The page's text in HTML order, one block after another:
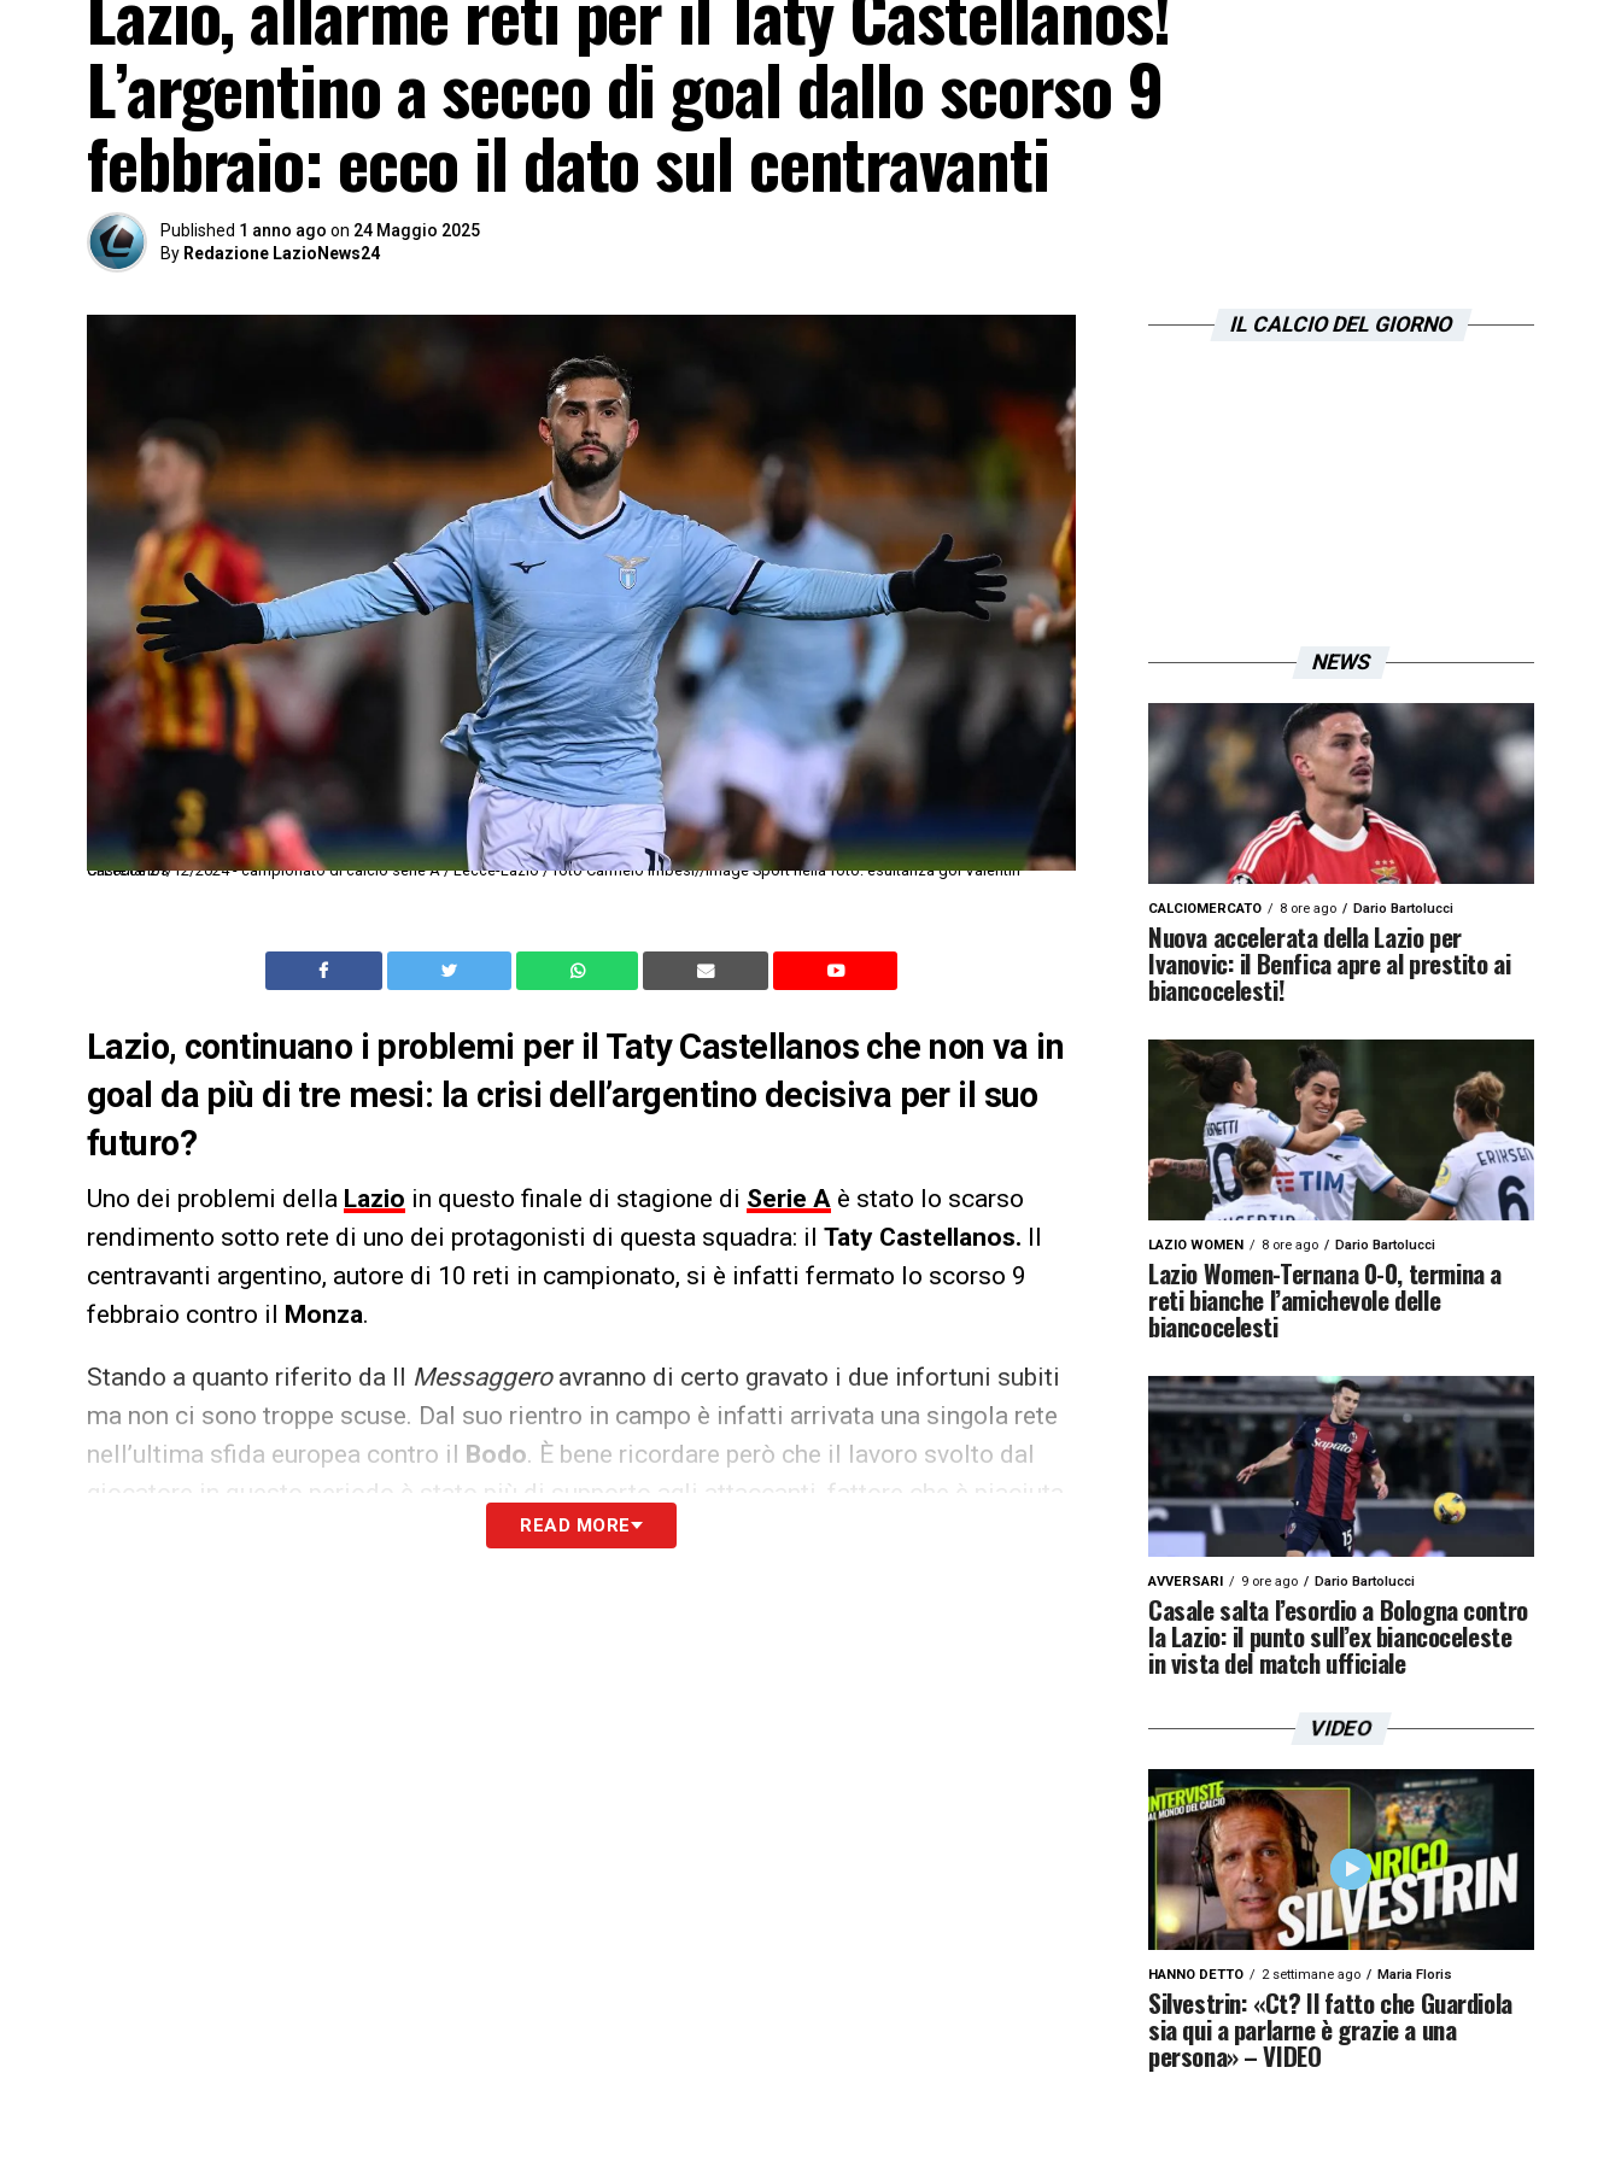
L’argentino a secco di goal dallo scorso 9
febbraio: ecco il dato sul centravanti
Published 1 anno ago on 24 Maggio 2025
By Redazione LazioNews24
Ci Lecce 21/12/2024 - campionato di calcio serie A / Lecce-Lazio / foto Carmelo Imbesi//Image Sport nella foto: esultanza gol Valentin Castellanos
Lazio, continuano i problemi per il Taty Castellanos che non va in
goal da più di tre mesi: la crisi dell’argentino decisiva per il suo
futuro?
Uno dei problemi della Lazio in questo finale di stagione di Serie A è stato lo scarso
rendimento sotto rete di uno dei protagonisti di questa squadra: il Taty Castellanos. Il
centravanti argentino, autore di 10 reti in campionato, si è infatti fermato lo scorso 9
febbraio contro il Monza.
Stando a quanto riferito da Il Messaggeroavranno di certo gravato i due infortuni subiti
ma non ci sono troppe scuse. Dal suo rientro in campo è infatti arrivata una singola rete
nell’ultima sfida europea contro il Bodo. È bene ricordare però che il lavoro svolto dal
giocatore in questo periodo è stato più di supporto agli attaccanti, fattore che è piaciuta
il quale ha deciso di convocarlo proprio per queste ragioni.
READ MORE
IL CALCIO DEL GIORNO
NEWS
CALCIOMERCATO 8 ore ago Dario Bartolucci
Nuova accelerata della Lazio per
Ivanovic: il Benfica apre al prestito ai
biancocelesti!
LAZIO WOMEN 8 ore ago Dario Bartolucci
Lazio Women-Ternana 0-0, termina a
reti bianche l’amichevole delle
biancocelesti
AVVERSARI 9 ore ago Dario Bartolucci
Casale salta l’esordio a Bologna contro
la Lazio: il punto sull’ex biancoceleste
in vista del match ufficiale
VIDEO
HANNO DETTO 2 settimane ago Maria Floris
Silvestrin: «Ct? Il fatto che Guardiola
sia qui a parlarne è grazie a una
persona» – VIDEO